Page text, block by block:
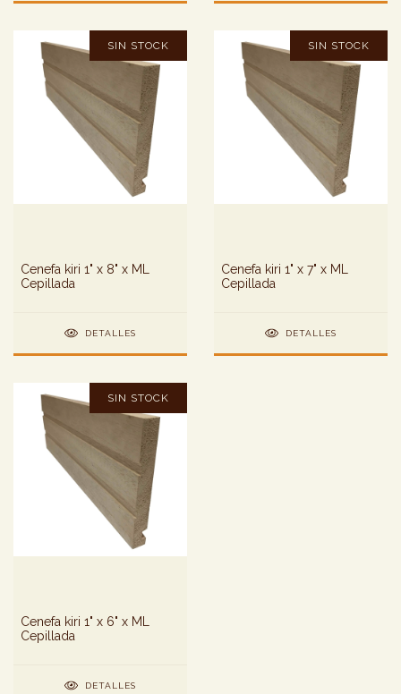
SIN STOCK
Cenefa kiri 1" x 8" x ML
Cepillada
DETALLES
SIN STOCK
Cenefa kiri 1" x 7" x ML
Cepillada
DETALLES
SIN STOCK
Cenefa kiri 1" x 6" x ML
Cepillada
DETALLES